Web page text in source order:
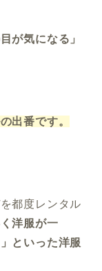
が気になる」
出番です。
都度レンタル
洋服が一
といった洋服